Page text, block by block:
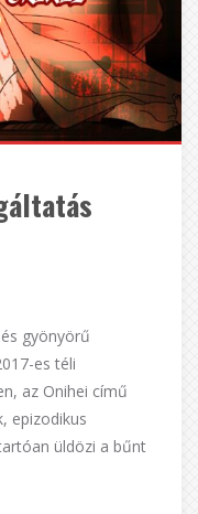
gyönyörű
es téli
az Onihei című
epizodikus
üldözi a bűnt